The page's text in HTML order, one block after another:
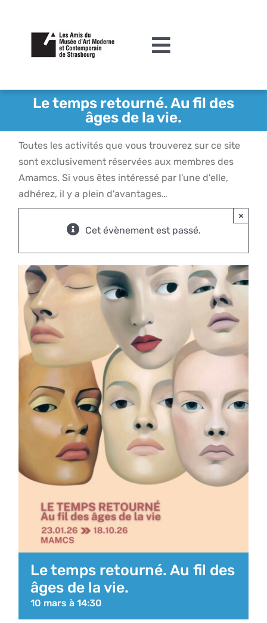
contenu
Toggle
L’association
Actualités
Acquisitions et mécénat
Le MAMCS
Le temps retourné. Au fil des
âges de la vie.
Toutes les activités que vous trouverez sur ce site
sont exclusivement réservées aux membres des
Amamcs. Si vous êtes intéressé par l'une d'elle,
adhérez, il y a plein d'avantages…
Cet évènement est passé.
×
Le temps retourné. Au fil des
âges de la vie.
10 mars à 14:30